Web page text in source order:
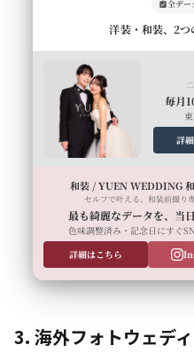
全デー
洋装・和装、2
毎月
詳
和装 / YUEN WEDDING
セルフで叶える、和装前撮り
最も綺麗なデータを、当
色味調整済み・記念日にすぐ
詳細はこちら
3. 海外フォトウェデ